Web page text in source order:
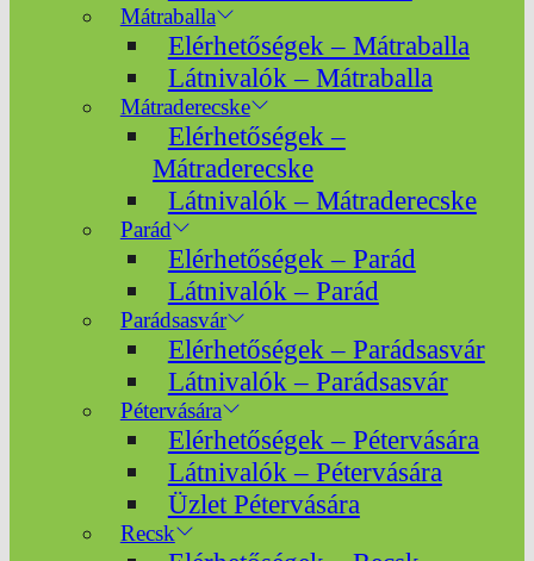
Mátraballa
Elérhetőségek – Mátraballa
Látnivalók – Mátraballa
Mátraderecske
Elérhetőségek –
Mátraderecske
Látnivalók – Mátraderecske
Parád
Elérhetőségek – Parád
Látnivalók – Parád
Parádsasvár
Elérhetőségek – Parádsasvár
Látnivalók – Parádsasvár
Pétervására
Elérhetőségek – Pétervására
Látnivalók – Pétervására
Üzlet Pétervására
Recsk